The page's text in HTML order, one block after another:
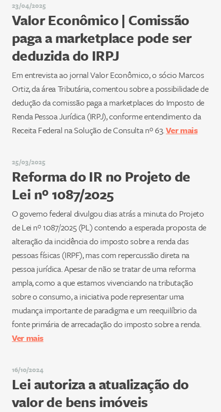
23/04/2025
Valor Econômico | Comissão
paga a marketplace pode ser
deduzida do IRPJ
Em entrevista ao jornal Valor Econômico, o sócio Marcos
Ortiz, da área Tributária, comentou sobre a possibilidade de
dedução da comissão paga a marketplaces do Imposto de
Renda Pessoa Jurídica (IRPJ), conforme entendimento da
Receita Federal na Solução de Consulta nº 63.Ver mais
25/03/2025
Reforma do IR no Projeto de
Lei nº 1087/2025
O governo federal divulgou dias atrás a minuta do Projeto
de Lei nº 1087/2025 (PL) contendo a esperada proposta de
alteração da incidência do imposto sobre a renda das
pessoas físicas (IRPF), mas com repercussão direta na
pessoa jurídica. Apesar de não se tratar de uma reforma
ampla, como a que estamos vivenciando na tributação
sobre o consumo, a iniciativa pode representar uma
mudança importante de paradigma e um reequilíbrio da
fonte primária de arrecadação do imposto sobre a renda.
Ver mais
16/10/2024
Lei autoriza a atualização do
valor de bens imóveis